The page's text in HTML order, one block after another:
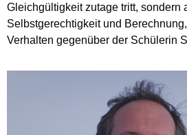
Gleichgültigkeit zutage tritt, sondern
Selbstgerechtigkeit und
Verhalten gegenüber der Schülerin